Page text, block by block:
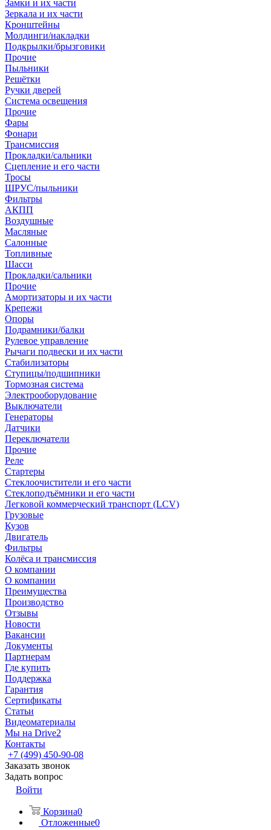
Замки и их части
Зеркала и их части
Кронштейны
Молдинги/накладки
Подкрылки/брызговики
Прочие
Пыльники
Решётки
Ручки дверей
Система освещения
Прочие
Фары
Фонари
Трансмиссия
Прокладки/сальники
Сцепление и его части
Тросы
ШРУС/пыльники
Фильтры
АКПП
Воздушные
Масляные
Салонные
Топливные
Шасси
Прокладки/сальники
Прочие
Амортизаторы и их части
Крепежи
Опоры
Подрамники/балки
Рулевое управление
Рычаги подвески и их части
Стабилизаторы
Ступицы/подшипники
Тормозная система
Электрооборудование
Выключатели
Генераторы
Датчики
Переключатели
Прочие
Реле
Стартеры
Стеклоочистители и его части
Стеклоподъёмники и его части
Легковой коммерческий транспорт (LCV)
Грузовые
Кузов
Двигатель
Фильтры
Колёса и трансмиссия
О компании
О компании
Преимущества
Производство
Отзывы
Новости
Вакансии
Документы
Партнерам
Где купить
Поддержка
Гарантия
Сертификаты
Статьи
Видеоматериалы
Мы на Drive2
Контакты
+7 (499) 450-90-08
Заказать звонок
Задать вопрос
Войти
Корзина0
Отложенные0